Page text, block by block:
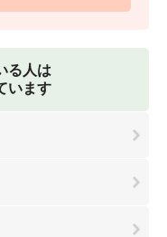
る人は
います